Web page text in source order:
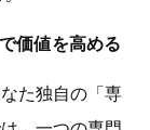
価値を高める
た独自の「専